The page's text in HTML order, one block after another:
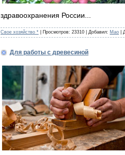
здравоохранения России...
Свое хозяйство * | Просмотров: 23310 | Добавил: Mao |
Для работы с древесиной